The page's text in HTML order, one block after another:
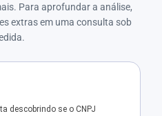
Para aprofundar a análise,
extras em uma consulta sob
descobrindo se o CNPJ